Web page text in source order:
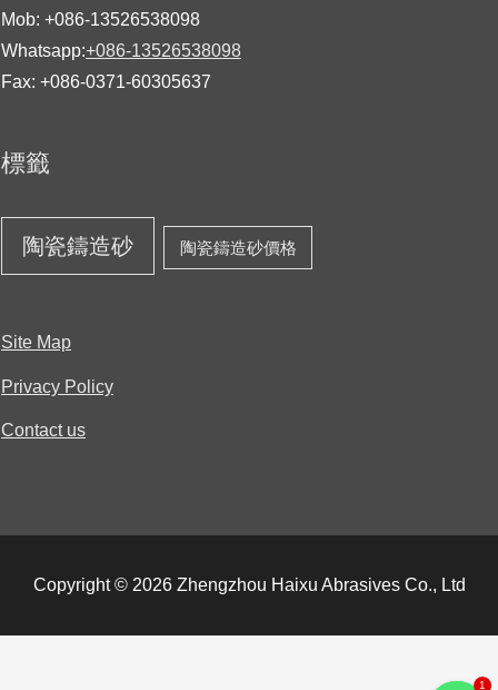
Mob: +086-13526538098
Whatsapp:+086-13526538098
Fax: +086-0371-60305637
標籤
陶瓷鑄造砂 陶瓷鑄造砂價格
Site Map
Privacy Policy
Contact us
Copyright © 2026 Zhengzhou Haixu Abrasives Co., Ltd
1